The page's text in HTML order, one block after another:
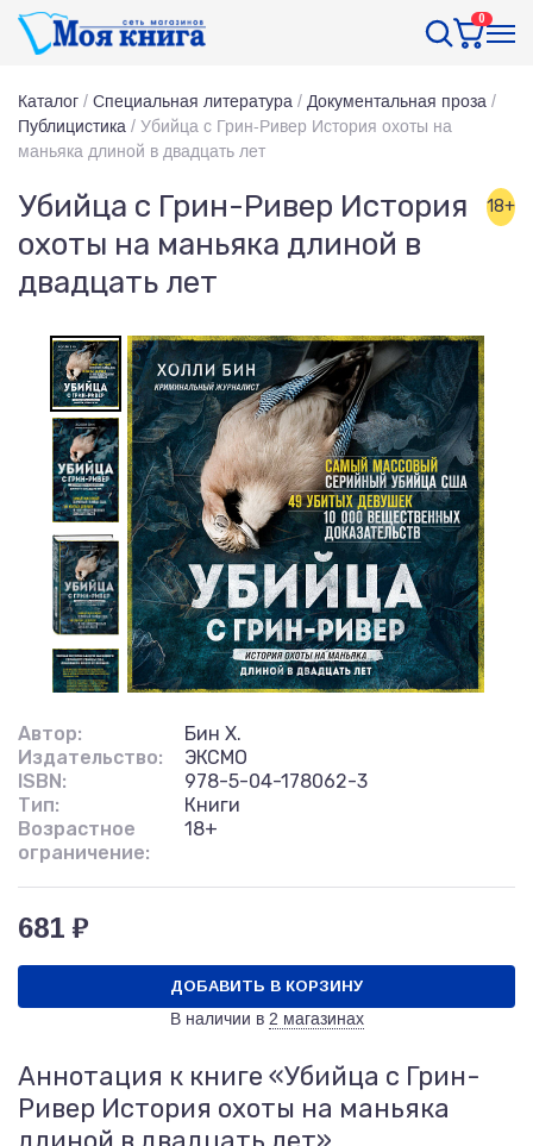
0
Каталог / Специальная литература / Документальная проза /
Публицистика / Убийца с Грин-Ривер История охоты на
маньяка длиной в двадцать лет
Убийца с Грин-Ривер История
охоты на маньяка длиной в
двадцать лет
18+
Автор:
Бин Х.
Издательство:
ЭКСМО
ISBN:
978-5-04-178062-3
Тип:
Книги
Возрастное
ограничение:
18+
681 ₽
ДОБАВИТЬ В КОРЗИНУ
В наличии в 2 магазинах
Аннотация к книге «Убийца с Грин-
Ривер История охоты на маньяка